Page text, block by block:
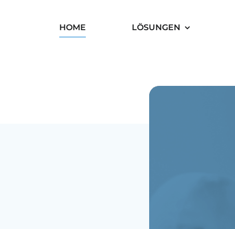
HOME LÖSUNGEN